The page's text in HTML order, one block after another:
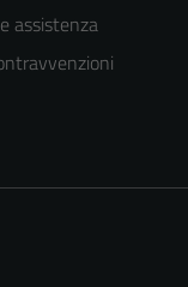
assistenza